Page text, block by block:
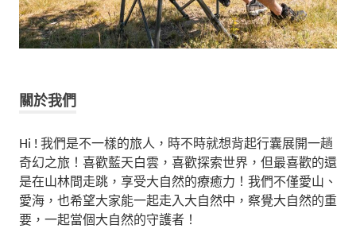
關於我們
Hi ! 我們是不一樣的旅人，時不時就想背起行囊展開一趟
奇幻之旅！喜歡藍天白雲，喜歡探索世界，但最喜歡的還
是在山林間走跳，享受大自然的療癒力！我們不僅愛山、
愛海，也希望大家能一起走入大自然中，察覺大自然的重
要，一起當個大自然的守護者！